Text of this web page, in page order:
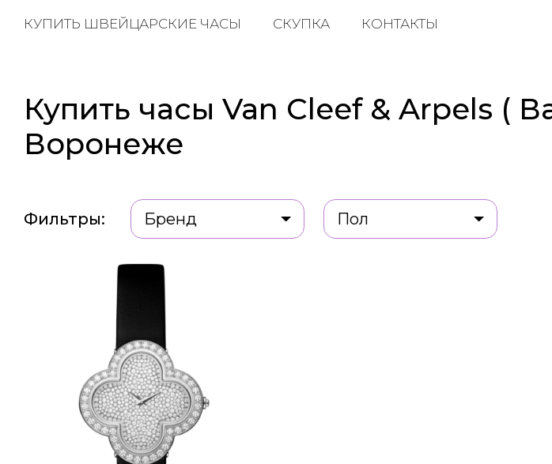
КУПИТЬ ШВЕЙЦАРСКИЕ ЧАСЫ СКУПКА КОНТАКТЫ
Купить часы Van Cleef & Arpels (
Воронеже
Фильтры: Бренд Пол